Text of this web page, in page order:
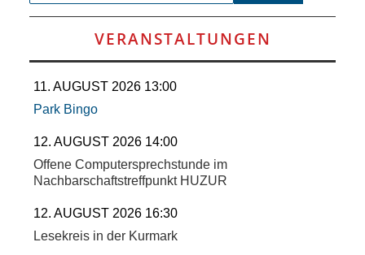
SCHULE
KUNST
UND
KULTUR
IN
EIGENER
VERANSTALTUNGEN
11. AUGUST 2026 13:00
Park Bingo
12. AUGUST 2026 14:00
Offene Computersprechstunde im
Nachbarschaftstreffpunkt HUZUR
12. AUGUST 2026 16:30
Lesekreis in der Kurmark